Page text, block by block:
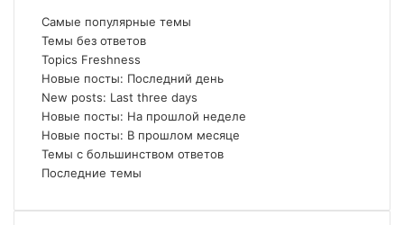
Самые популярные темы
Темы без ответов
Topics Freshness
Новые посты: Последний день
New posts: Last three days
Новые посты: На прошлой неделе
Новые посты: В прошлом месяце
Темы с большинством ответов
Последние темы